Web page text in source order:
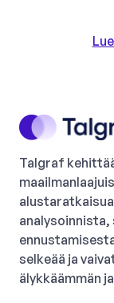
Talgraf
selkeää ja
älykkäämmän